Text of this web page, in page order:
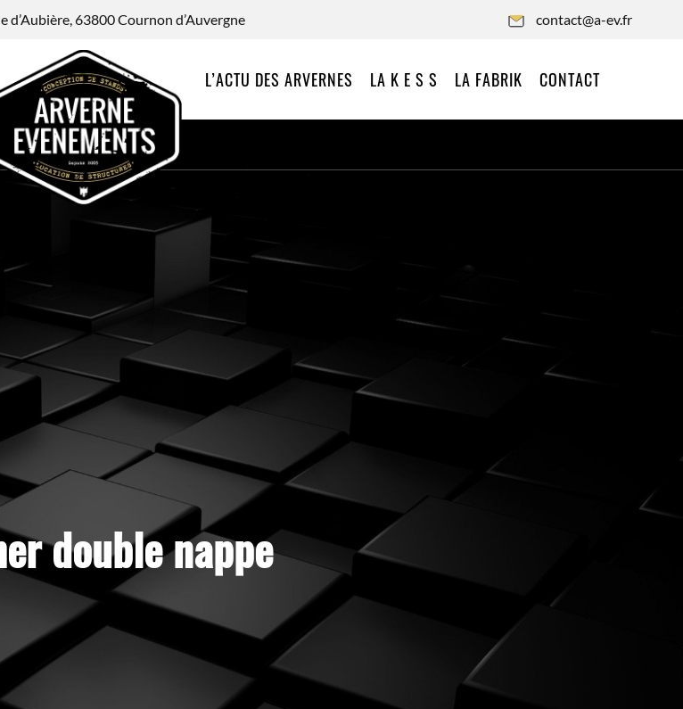
d’Aubière, 63800 Cournon d’Auvergne contact@a-ev.fr
L’ACTU DES ARVERNES LA K E S S LA FABRIK CONTACT
double nappe